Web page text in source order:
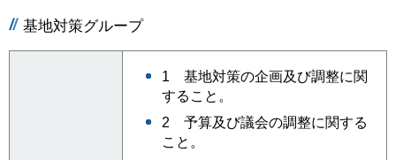
基地対策グループ
1 基地対策の企画及び調整に関
すること。
2 予算及び議会の調整に関する
こと。